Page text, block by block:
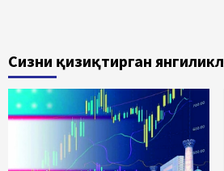
Сизни қизиқтирган